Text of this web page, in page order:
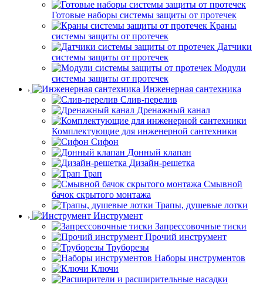
Готовые наборы системы защиты от протечек
Краны
системы защиты от протечек
Датчики
системы защиты от протечек
Модули
системы защиты от протечек
Инженерная сантехника
Слив-перелив
Дренажный канал
Комплектующие для инженерной сантехники
Сифон
Донный клапан
Дизайн-решетка
Трап
Смывной
бачок скрытого монтажа
Трапы, душевые лотки
Инструмент
Запрессовочные тиски
Прочий инструмент
Труборезы
Наборы инструментов
Ключи